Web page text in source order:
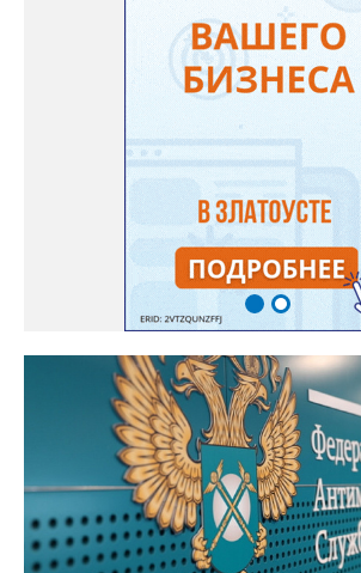
этом случае переход на ТОР станет вообще